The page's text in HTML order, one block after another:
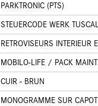
PARKTRONIC (PTS)
STEUERCODE WERK
RETROVISEURS INTERIEUR
MOBILO-LIFE / PACK
CUIR - BRUN
MONOGRAMME SUR